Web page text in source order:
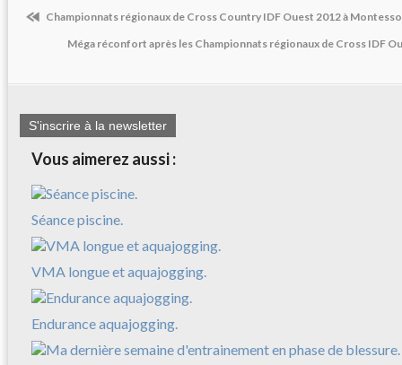
Championnats régionaux de Cross Country IDF Ouest 2012 à
Méga réconfort après les Championnats régionaux de Cross IDF
S'inscrire à la newsletter
Vous aimerez aussi :
Séance piscine.
VMA longue et aquajogging.
Endurance aquajogging.